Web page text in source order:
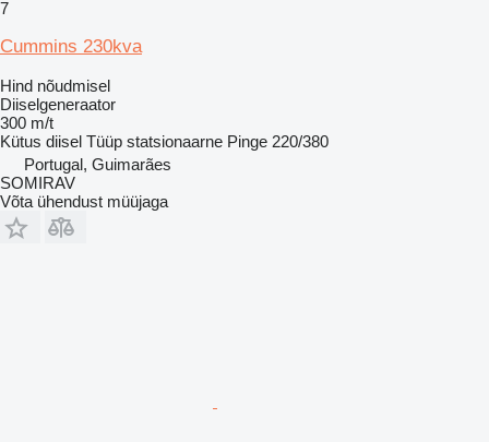
7
Cummins 230kva
Hind nõudmisel
Diiselgeneraator
300 m/t
Kütus diisel Tüüp statsionaarne Pinge 220/380
Portugal, Guimarães
SOMIRAV
Võta ühendust müüjaga